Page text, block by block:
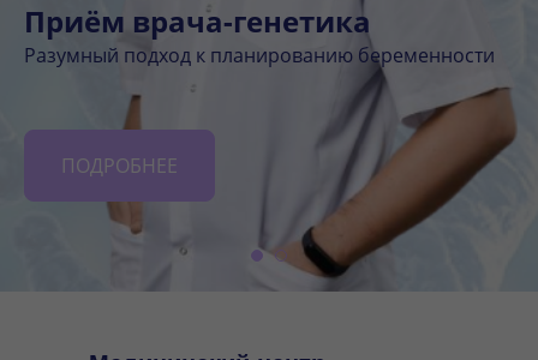
Приём врача-генетика
Разумный подход к планированию беременности
ПОДРОБНЕЕ